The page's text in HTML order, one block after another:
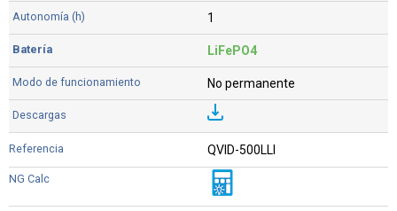
1
LiFePO4
No permanente
QVID-500LLI